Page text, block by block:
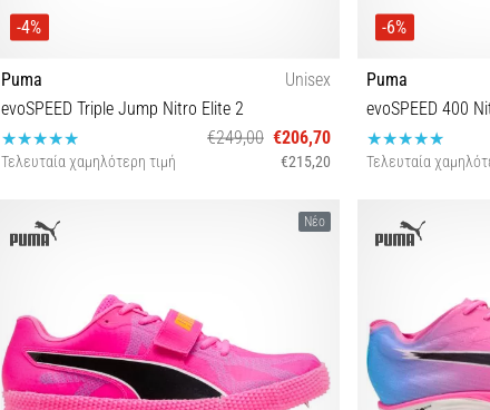
-4%
Puma
Unisex
evoSPEED Triple Jump Nitro Elite 2
€249,00 €206,70
Τελευταία χαμηλότερη τιμή €215,20
-6%
Puma
evoSPEED 400
Τελευταία
Νέο